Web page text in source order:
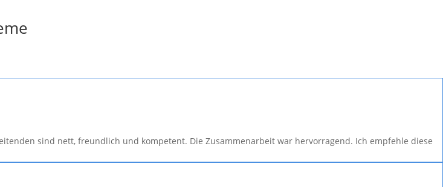
sind nett, freundlich und kompetent. Die Zusammenarbeit war hervorragend. Ich empfehle diese